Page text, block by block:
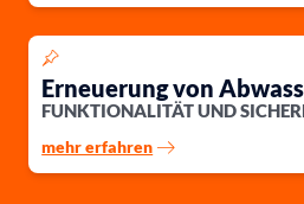
Erneuerung von
FUNKTIONALITÄT UND
mehr erfahren